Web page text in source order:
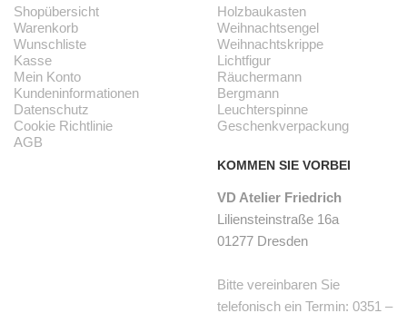
Shopübersicht
Warenkorb
Wunschliste
Kasse
Mein Konto
Kundeninformationen
Datenschutz
Cookie Richtlinie
AGB
Holzbaukasten
Weihnachtsengel
Weihnachtskrippe
Lichtfigur
Räuchermann
Bergmann
Leuchterspinne
Geschenkverpackung
KOMMEN SIE VORBEI
VD Atelier Friedrich
Liliensteinstraße 16a
01277 Dresden
Bitte vereinbaren Sie
telefonisch ein Termin: 0351 –